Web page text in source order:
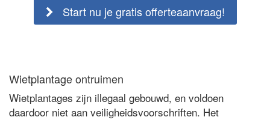
Start nu je gratis offerteaanvraag!
Wietplantage ontruimen
Wietplantages zijn illegaal gebouwd, en voldoen
daardoor niet aan veiligheidsvoorschriften. Het